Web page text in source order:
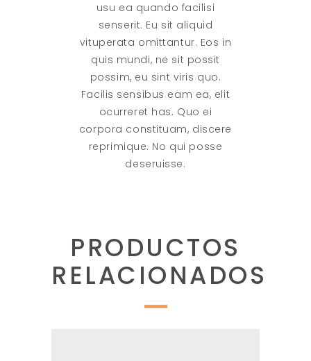
usu ea quando facilisi
senserit. Eu sit aliquid
vituperata omittantur. Eos in
quis mundi, ne sit possit
possim, eu sint viris quo.
Facilis sensibus eam ea, elit
ocurreret has. Quo ei
corpora constituam, discere
reprimique. No qui posse
deseruisse.
PRODUCTOS
RELACIONADOS